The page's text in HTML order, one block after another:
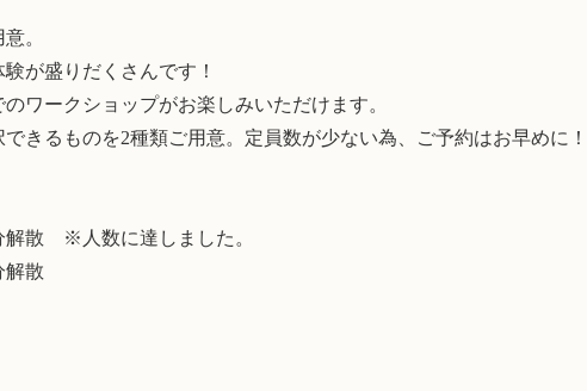
。
が盛りだくさんです！
ワークショップがお楽しみいただけます。
きるものを2種類ご用意。定員数が少ない為、ご予約はお早めに！
解散 ※人数に達しました。
散